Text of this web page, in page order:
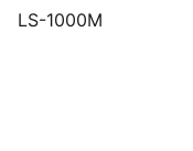
LS-1000M